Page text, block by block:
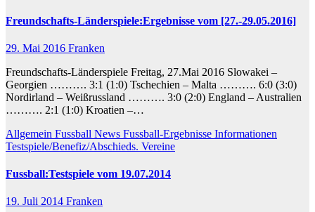
Freundschafts-Länderspiele:Ergebnisse vom [27.-29.05.2016]
29. Mai 2016 Franken
Freundschafts-Länderspiele Freitag, 27.Mai 2016 Slowakei –
Georgien ………. 3:1 (1:0) Tschechien – Malta ………. 6:0 (3:0)
Nordirland – Weißrussland ………. 3:0 (2:0) England – Australien
………. 2:1 (1:0) Kroatien –…
Allgemein Fussball News Fussball-Ergebnisse Informationen
Testspiele/Benefiz/Abschieds. Vereine
Fussball:Testspiele vom 19.07.2014
19. Juli 2014 Franken